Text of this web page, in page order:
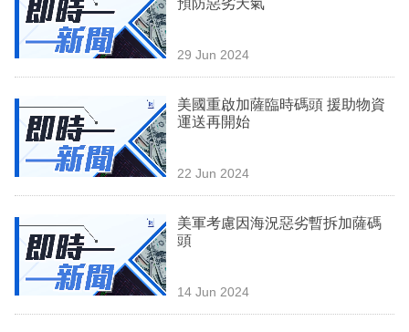
場
生
時
事
訂
閱
預防惡劣天氣
29 Jun 2024
美國重啟加薩臨時碼頭 援助物資
運送再開始
22 Jun 2024
美軍考慮因海況惡劣暫拆加薩碼
頭
14 Jun 2024